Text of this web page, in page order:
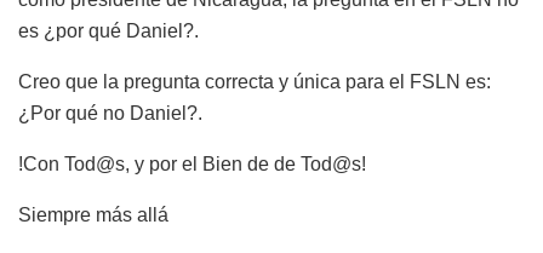
es ¿por qué Daniel?.
Creo que la pregunta correcta y única para el FSLN es:
¿Por qué no Daniel?.
!Con Tod@s, y por el Bien de de Tod@s!
Siempre más allá